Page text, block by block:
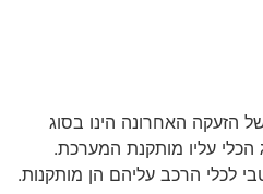
הזעקה האחרונה הינו בסוג
הכלי עליו מותקנת המערכת.
לכלי הרכב עליהם הן מותקנות.